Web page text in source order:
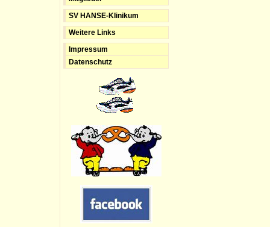
SV HANSE-Klinikum
Weitere Links
Impressum
Datenschutz